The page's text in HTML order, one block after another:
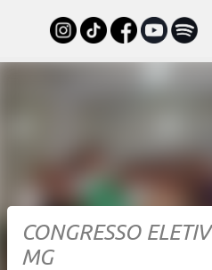
Pular
CONGRESSO
MG